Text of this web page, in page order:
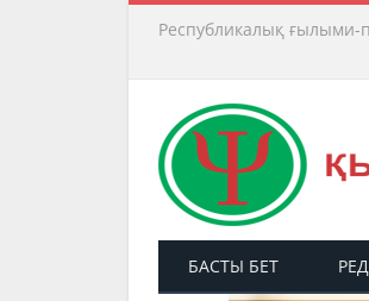
Республикалық ғылыми-
БАСТЫ БЕТ